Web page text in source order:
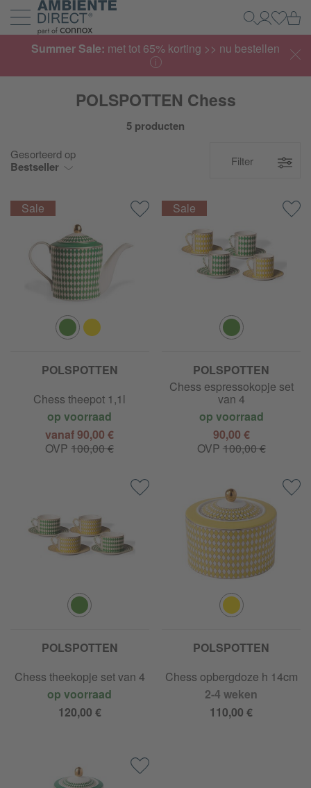
Home
Navigatie uit- en inklappen
Zoeken
Mijn
Summer Sale: met tot 65% korting >> nu bestellen
POLSPOTTEN Chess
5 producten
Gesorteerd op
Bestseller Filter
POLSPOTTEN
Chess theepot 1,1l
op voorraad
vanaf 90,00 €
OVP100,00 €
POLSPOTTEN
Chess espressokopje set
van 4
op voorraad
90,00 €
OVP 100,00 €
POLSPOTTEN
Chess theekopje set van 4
op voorraad
120,00 €
POLSPOTTEN
Chess opbergdoze h 14cm
2-4 weken
110,00 €